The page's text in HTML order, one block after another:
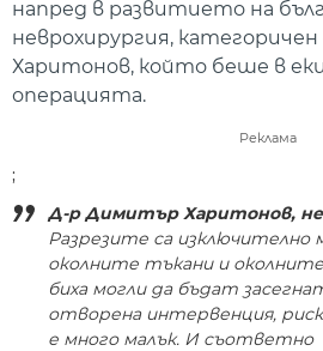
напред в развитието на
неврохирургия,
Харитонов, който беше в
операцията.
Реклама
;
Д-р Димитър Харитонов,
Разрезите са изключително
околните тъкани и
биха могли да бъдат
отворена интервенция,
е много малък. И съответно